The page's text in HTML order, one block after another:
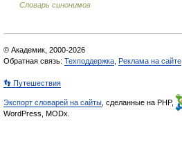
Словарь синонимов
© Академик, 2000-2026
Обратная связь: Техподдержка Реклама на сайте
👣 Путешествия
Экспорт словарей на сайты , сделанные на PHP,
WordPress, MODx.